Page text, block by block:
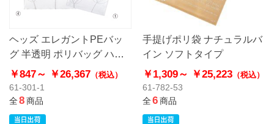
ヘッズ エレガントPEバッ
グ 半透明 ポリバッグ ハー
ドタイプ
￥847～ ￥26,367 （税込）
61-301-1
全8商品
手提げポリ袋 ナチュラルバ
イン ソフトタイプ
￥1,309～ ￥25,223（税込）
61-782-53
全6商品